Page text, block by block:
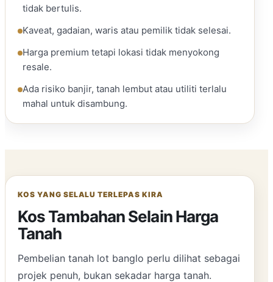
tidak bertulis.
Kaveat, gadaian, waris atau pemilik tidak selesai.
Harga premium tetapi lokasi tidak menyokong
resale.
Ada risiko banjir, tanah lembut atau utiliti terlalu
mahal untuk disambung.
KOS YANG SELALU TERLEPAS KIRA
Kos Tambahan Selain Harga
Tanah
Pembelian tanah lot banglo perlu dilihat sebagai
projek penuh, bukan sekadar harga tanah.